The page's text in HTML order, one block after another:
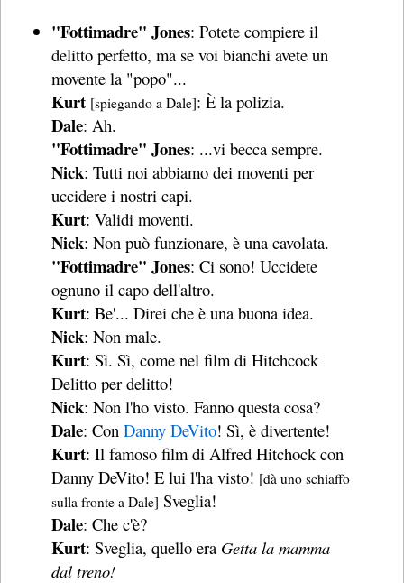
"Fottimadre" Jones: Potete compiere il
delitto perfetto, ma se voi bianchi avete un
movente la "popo"...
Kurt [spiegando a Dale]: È la polizia.
Dale: Ah.
"Fottimadre" Jones: ...vi becca sempre.
Nick: Tutti noi abbiamo dei moventi per
uccidere i nostri capi.
Kurt: Validi moventi.
Nick: Non può funzionare, è una cavolata.
"Fottimadre" Jones: Ci sono! Uccidete
ognuno il capo dell'altro.
Kurt: Be'... Direi che è una buona idea.
Nick: Non male.
Kurt: Sì. Sì, come nel film di Hitchcock
Delitto per delitto!
Nick: Non l'ho visto. Fanno questa cosa?
Dale: ConDanny DeVito! Sì, è divertente!
Kurt: Il famoso film di Alfred Hitchock con
Danny DeVito! E lui l'ha visto! [dà uno schiaffo
sulla fronte a Dale] Sveglia!
Dale: Che c'è?
Kurt: Sveglia, quello era Getta la mamma
dal treno!